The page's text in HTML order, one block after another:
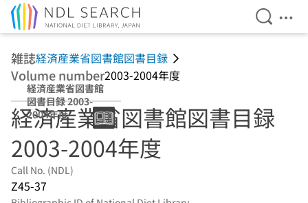
Open
雑誌経済産業省図書館図書目録
Volume number2003-2004年度
経済産業省図書館
図書目録 2003-
2004年度
経済産業省図書館図書目録
2003-2004年度
Call No. (NDL)
Z45-37